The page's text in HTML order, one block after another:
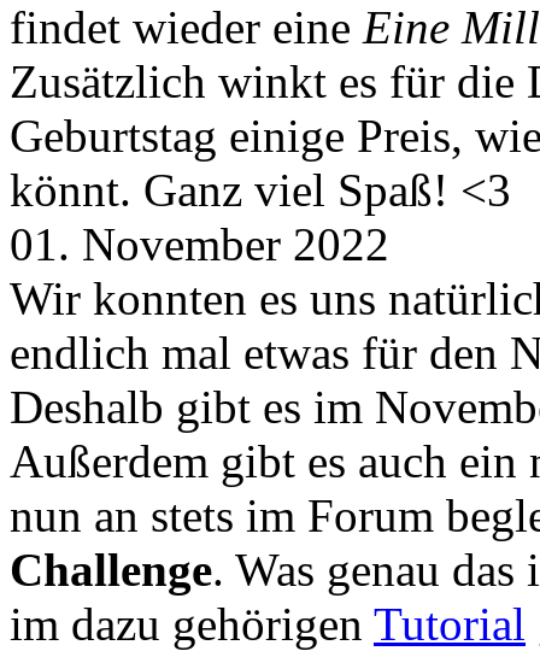
findet wieder eine Eine
Zusätzlich winkt es für die
Geburtstag einige Preis,
könnt. Ganz viel Spaß! <3
01. November 2022
Wir konnten es uns
endlich mal etwas für den
Deshalb gibt es im
Außerdem gibt es auch ein
nun an stets im Forum
Challenge. Was genau
im dazu gehörigen Tutorial